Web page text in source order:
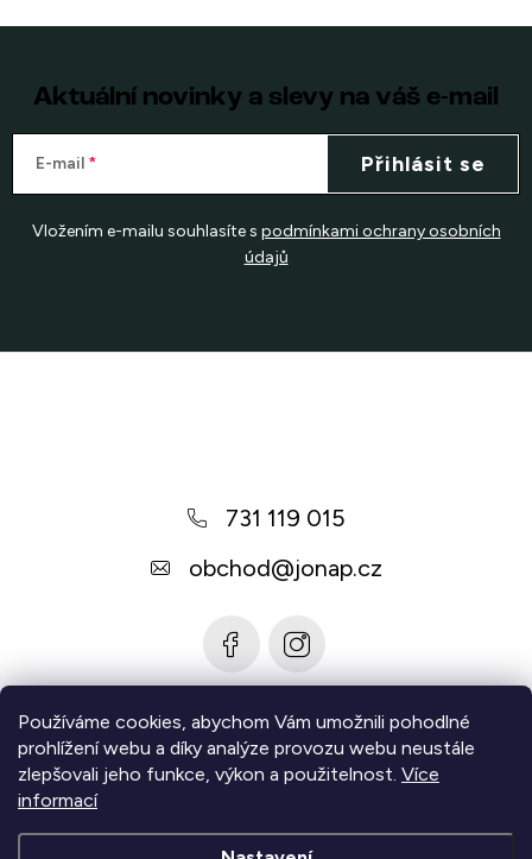
Používáme cookies, abychom Vám umožnili pohodlné
prohlížení webu a díky analýze provozu webu neustále
zlepšovali jeho funkce, výkon a použitelnost. Více
informací
Aktuální novinky a slevy na váš e-mail
E-mail
Vložením e-mailu souhlasíte s podmínkami ochrany osobních
údajů
Přihlásit se
731 119 015
obchod@jonap.cz
Informace pro vás
Zjistěte více